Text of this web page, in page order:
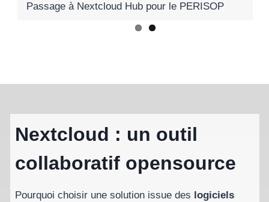
Passage à Nextcloud Hub pour le PERISOP
Nextcloud : un outil
collaboratif opensource
Pourquoi choisir une solution issue des logiciels